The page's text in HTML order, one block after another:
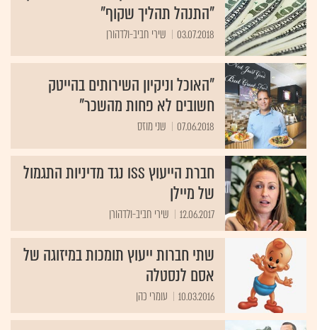
"התנהל תהליך שקוף"
03.07.2018 שירי חביב-ולדהורן
"האוכל וניקיון השירותים בהייטק
חשובים לא פחות מהשכר"
07.06.2018 שני מוזס
חברת הייעוץ ISS נגד מדיניות התגמול
של מיילן
12.06.2017 שירי חביב-ולדהורן
שתי חברות ייעוץ תומכות במיזוגה של
אסם לנסטלה
10.03.2016 עומרי כהן